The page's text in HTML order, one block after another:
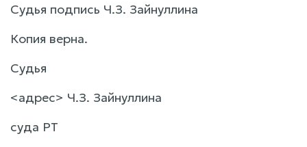
Судья подпись Ч.З. Зайнуллина
Копия верна.
Судья
<адрес> Ч.З. Зайнуллина
суда РТ